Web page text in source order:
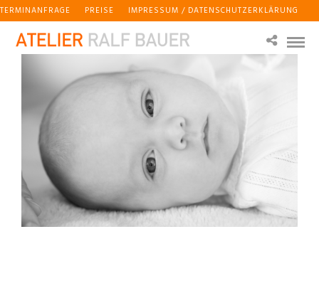
TERMINANFRAGE PREISE IMPRESSUM / DATENSCHUTZERKLÄRUNG